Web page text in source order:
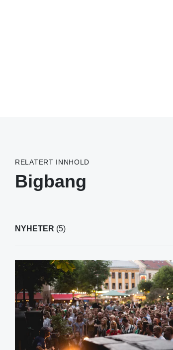
RELATERT INNHOLD
Bigbang
NYHETER (5)